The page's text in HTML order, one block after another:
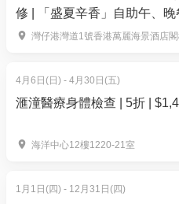
3.鑽石山荷里活廣場1樓
4.九龍彌敦道238號18樓
6.將軍澳廣場1樓1-089號舖
7.葵芳新都會廣場1樓145A
9.火炭山尾街沙田商業中心
11.屯門黃金海岸商場地下28
修 | 「盛夏辛香」自助午、
灣仔港灣道1號香港萬麗海景酒店
4月6日(日) - 4月30日(五)
滙潼醫療身體檢查 | 5折 |
海洋中心12樓1220-21室
1月1日(四) - 12月31日(四)